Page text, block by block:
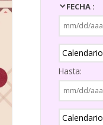
FECHA :
Calendario
Hasta:
Calendario